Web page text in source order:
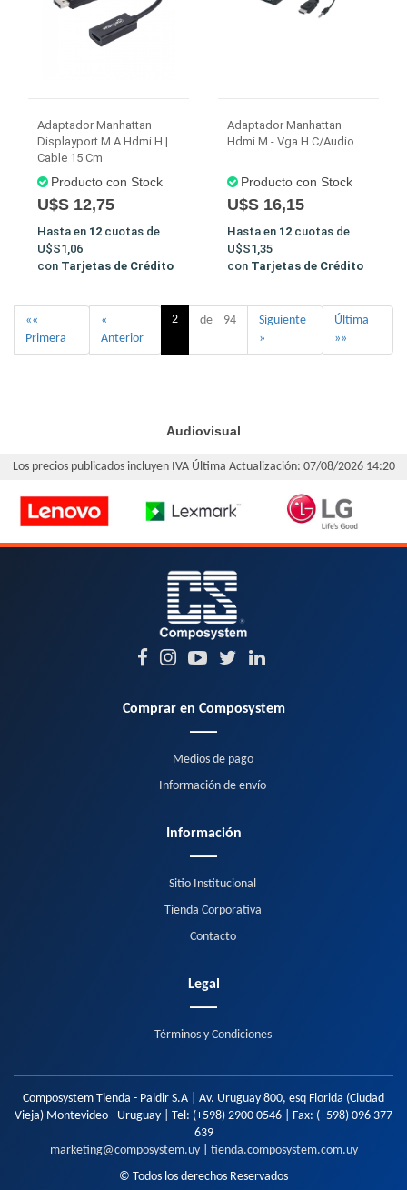
Adaptador Manhattan
Displayport M A Hdmi H |
Cable 15 Cm
Producto con Stock
U$S 12,75
Hasta en 12 cuotas de
U$S1,06
con Tarjetas de Crédito
Adaptador Manhattan
Hdmi M - Vga H C/Audio
Producto con Stock
U$S 16,15
Hasta en 12 cuotas de
U$S1,35
con Tarjetas de Crédito
««
Primera
«
Anterior
2 de 94
Siguiente
»
Última
»»
Audiovisual
Los precios publicados incluyen IVA Última Actualización: 07/08/2026 14:20
Comprar en Composystem
Medios de pago
Información de envío
Información
Sitio Institucional
Tienda Corporativa
Contacto
Legal
Términos y Condiciones
Composystem Tienda - Paldir S.A | Av. Uruguay 800, esq Florida (Ciudad
Vieja) Montevideo - Uruguay | Tel: (+598) 2900 0546 | Fax: (+598) 096 377
639
marketing@composystem.uy| tienda.composystem.com.uy
© Todos los derechos Reservados